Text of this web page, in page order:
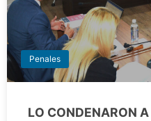
Penales
LO CONDENARON